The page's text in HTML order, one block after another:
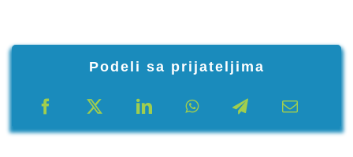
Podeli sa prijateljima